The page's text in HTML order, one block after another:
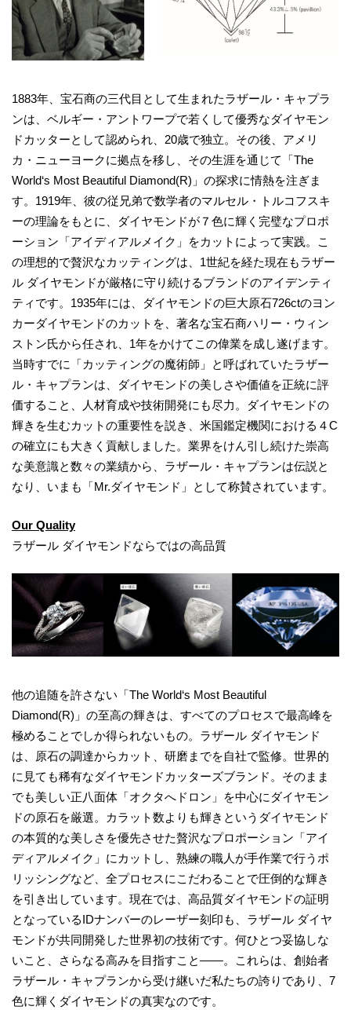
1883年、宝石商の三代目として生まれたラザール・キャプラ
ンは、ベルギー・アントワープで若くして優秀なダイヤモン
ドカッターとして認められ、20歳で独立。その後、アメリ
カ・ニューヨークに拠点を移し、その生涯を通じて「The
World‘s Most Beautiful Diamond(R)」の探求に情熱を注ぎま
す。1919年、彼の従兄弟で数学者のマルセル・トルコフスキ
ーの理論をもとに、ダイヤモンドが７色に輝く完璧なプロポ
ーション「アイディアルメイク」をカットによって実践。こ
の理想的で贅沢なカッティングは、1世紀を経た現在もラザー
ル ダイヤモンドが厳格に守り続けるブランドのアイデンティ
ティです。1935年には、ダイヤモンドの巨大原石726ctのヨン
カーダイヤモンドのカットを、著名な宝石商ハリー・ウィン
ストン氏から任され、1年をかけてこの偉業を成し遂げます。
当時すでに「カッティングの魔術師」と呼ばれていたラザー
ル・キャプランは、ダイヤモンドの美しさや価値を正統に評
価すること、人材育成や技術開発にも尽力。ダイヤモンドの
輝きを生むカットの重要性を説き、米国鑑定機関における４C
の確立にも大きく貢献しました。業界をけん引し続けた崇高
な美意識と数々の業績から、ラザール・キャプランは伝説と
なり、いまも「Mr.ダイヤモンド」として称賛されています。
Our Quality
ラザール ダイヤモンドならではの高品質
他の追随を許さない「The World‘s Most Beautiful
Diamond(R)」の至高の輝きは、すべてのプロセスで最高峰を
極めることでしか得られないもの。ラザール ダイヤモンド
は、原石の調達からカット、研磨までを自社で監修。世界的
に見ても稀有なダイヤモンドカッターズブランド。そのまま
でも美しい正八面体「オクタへドロン」を中心にダイヤモン
ドの原石を厳選。カラット数よりも輝きというダイヤモンド
の本質的な美しさを優先させた贅沢なプロポーション「アイ
ディアルメイク」にカットし、熟練の職人が手作業で行うポ
リッシングなど、全プロセスにこだわることで圧倒的な輝き
を引き出しています。現在では、高品質ダイヤモンドの証明
となっているIDナンバーのレーザー刻印も、ラザール ダイヤ
モンドが共同開発した世界初の技術です。何ひとつ妥協しな
いこと、さらなる高みを目指すこと――。これらは、創始者
ラザール・キャプランから受け継いだ私たちの誇りであり、7
色に輝くダイヤモンドの真実なのです。